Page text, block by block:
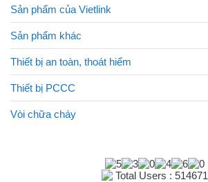
Sản phẩm của Vietlink
Sản phẩm khác
Thiết bị an toàn, thoát hiểm
Thiết bị PCCC
Vòi chữa cháy
Total Users : 514671